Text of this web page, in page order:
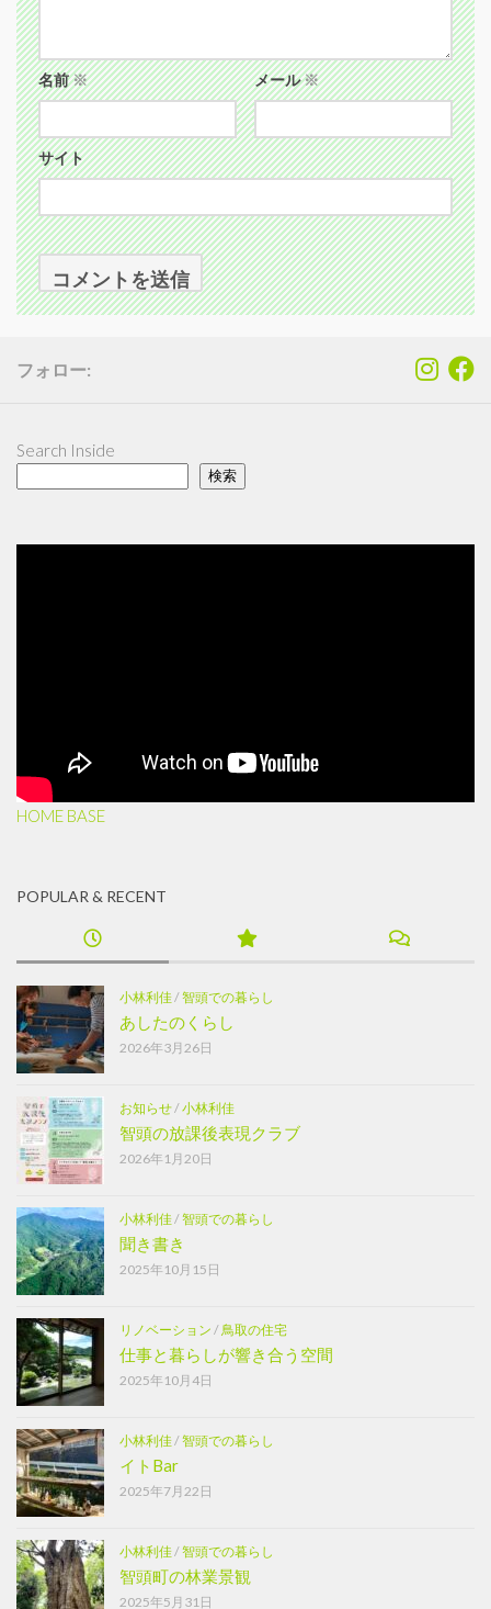
名前※ メール※
サイト
フォロー:
Search Inside
検索
HOME BASE
POPULAR & RECENT
小林利佳/智頭での暮らし
あしたのくらし
2026年3月26日
お知らせ/小林利佳
智頭の放課後表現クラブ
2026年1月20日
小林利佳/智頭での暮らし
聞き書き
2025年10月15日
リノベーション /鳥取の住宅
仕事と暮らしが響き合う空間
2025年10月4日
小林利佳/智頭での暮らし
イトBar
2025年7月22日
小林利佳/智頭での暮らし
智頭町の林業景観
2025年5月31日